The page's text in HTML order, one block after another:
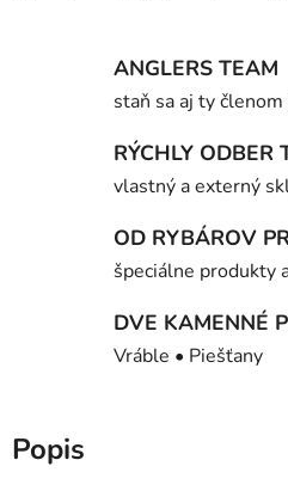
ANGLERS TEAM
staň sa aj ty členom
RÝCHLY ODBER
vlastný a externý
OD RYBÁROV
špeciálne produkty
DVE KAMENNÉ
Vráble • Piešťany
Popis